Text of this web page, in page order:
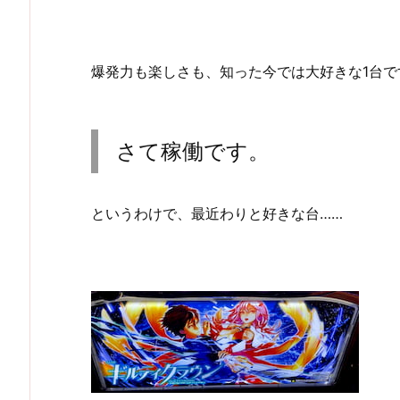
爆発力も楽しさも、知った今では大好きな1台
さて稼働です。
というわけで、最近わりと好きな台……